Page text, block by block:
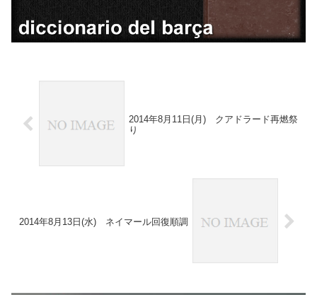
2014年8月11日(月) クアドラード再燃祭
り
2014年8月13日(水) ネイマール回復順調